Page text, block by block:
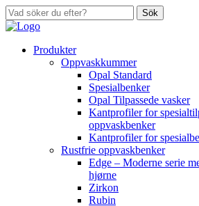
Sök
Produkter
Oppvaskkummer
Opal Standard
Spesialbenker
Opal Tilpassede vasker
Kantprofiler for
oppvaskbenker
Kantprofiler for
Rustfrie oppvaskbenker
Edge – Moderne serie
hjørne
Zirkon
Rubin